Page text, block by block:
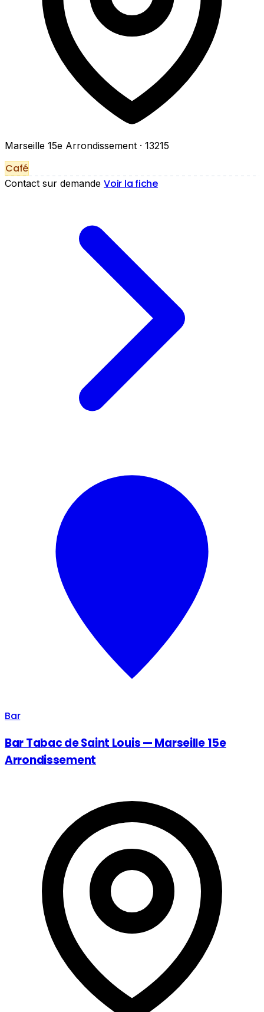
Marseille 15e Arrondissement · 13215
Café
Contact sur demande Voir la fiche
Bar
Bar Tabac de Saint Louis — Marseille 15e
Arrondissement